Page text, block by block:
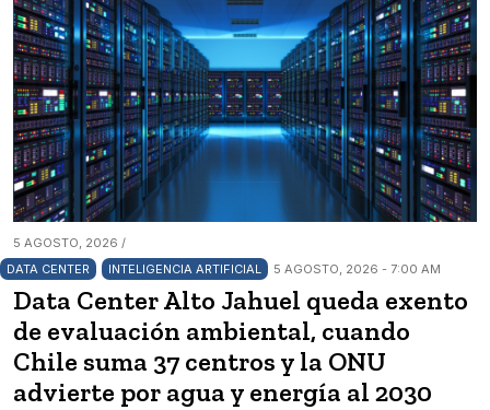
5 AGOSTO, 2026 /
DATA CENTER
INTELIGENCIA ARTIFICIAL 5 AGOSTO, 2026 - 7:00 AM
Data Center Alto Jahuel queda exento
de evaluación ambiental, cuando
Chile suma 37 centros y la ONU
advierte por agua y energía al 2030